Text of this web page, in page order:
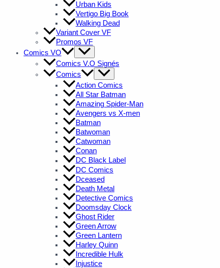
Urban Kids
Vertigo Big Book
Walking Dead
Variant Cover VF
Promos VF
Comics VO
Comics V.O Signés
Comics
Action Comics
All Star Batman
Amazing Spider-Man
Avengers vs X-men
Batman
Batwoman
Catwoman
Conan
DC Black Label
DC Comics
Dceased
Death Metal
Detective Comics
Doomsday Clock
Ghost Rider
Green Arrow
Green Lantern
Harley Quinn
Incredible Hulk
Injustice